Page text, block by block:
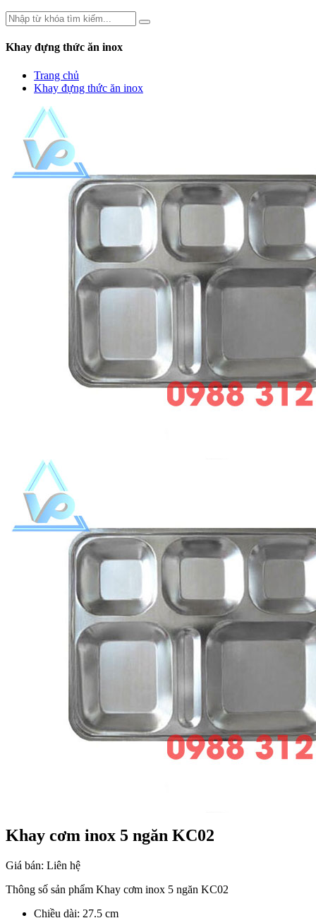
Khay đựng thức ăn inox
Trang chủ
Khay đựng thức ăn inox
Khay cơm inox 5 ngăn KC02
Giá bán: Liên hệ
Thông số sản phẩm Khay cơm inox 5 ngăn KC02
Chiều dài: 27.5 cm